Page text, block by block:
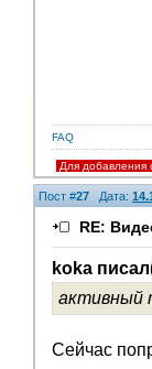
FAQ
Для добавления
Пост #27 Дата:
RE:
koka
активный
Сейчас